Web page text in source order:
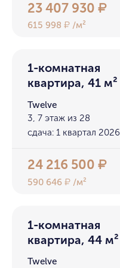
23 407 930₽
615 998₽ /м²
1-комнатная
квартира, 41 м²
Twelve
3, 7 этаж из 28
сдача: 1 квартал 2026
24 216 500₽
590 646₽ /м²
1-комнатная
квартира, 44 м²
Twelve